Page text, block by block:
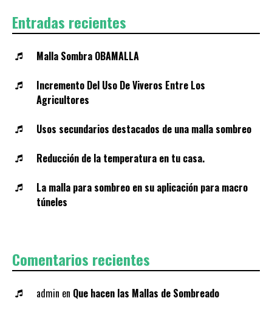
Entradas recientes
Malla Sombra OBAMALLA
Incremento Del Uso De Viveros Entre Los
Agricultores
Usos secundarios destacados de una malla sombreo
Reducción de la temperatura en tu casa.
La malla para sombreo en su aplicación para macro
túneles
Comentarios recientes
admin en Que hacen las Mallas de Sombreado